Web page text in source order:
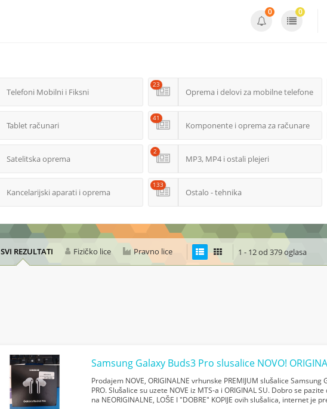
0 0
Telefoni Mobilni i Fiksni Oprema i delovi za mobilne telefone
23
Tablet računari Komponente i oprema za računare
41
Satelitska oprema MP3, MP4 i ostali plejeri
2
Kancelarijski aparati i oprema Ostalo - tehnika
133
SVI REZULTATI Fizičko lice Pravno lice 1 - 12 od 379 oglasa
Samsung Galaxy Buds3 Pro slusalice NOVO!
Prodajem NOVE, ORIGINALNE vrhunske PREMIJUM slušalice Samsung
PRO. Slušalice su uzete NOVE iz MTS-a i ORIGINAL SU. Dobro se
na NEORIGINALNE, LOŠE I "DOBRE" KOPIJE ovih slušalica, internet je